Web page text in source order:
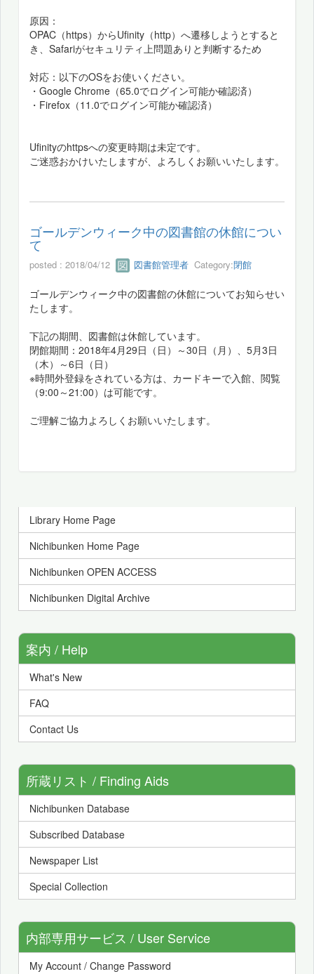
原因：
OPAC（https）からUfinity（http）へ遷移しようとすると
き、Safariがセキュリティ上問題ありと判断するため
対応：以下のOSをお使いください。
・Google Chrome（65.0でログイン可能か確認済）
・Firefox（11.0でログイン可能か確認済）
Ufinityのhttpsへの変更時期は未定です。
ご迷惑おかけいたしますが、よろしくお願いいたします。
ゴールデンウィーク中の図書館の休館につい
て
posted : 2018/04/12 図書館管理者 Category:閉館
ゴールデンウィーク中の図書館の休館についてお知らせい
たします。
下記の期間、図書館は休館しています。
閉館期間：2018年4月29日（日）～30日（月）、5月3日
（木）～6日（日）
※時間外登録をされている方は、カードキーで入館、閲覧
（9:00～21:00）は可能です。
ご理解ご協力よろしくお願いいたします。
Library Home Page
Nichibunken Home Page
Nichibunken OPEN ACCESS
Nichibunken Digital Archive
案内 / Help
What's New
FAQ
Contact Us
所蔵リスト / Finding Aids
Nichibunken Database
Subscribed Database
Newspaper List
Special Collection
内部専用サービス / User Service
My Account / Change Password